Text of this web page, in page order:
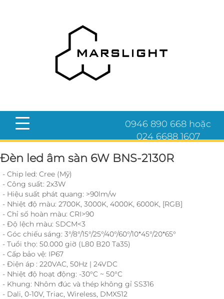
0946 890 668 hoặc
024 6688 1607
Đèn led âm sàn 6W BNS-2130R
- Chip led: Cree (Mỹ)
- Công suất: 2x3W
- Hiệu suất phát quang: >90lm/w
- Nhiệt độ màu: 2700K, 3000K, 4000K, 6000K, [RGB]
- Chỉ số hoàn màu: CRI>90
- Độ lệch màu: SDCM<3
- Góc chiếu sáng: 3°/8°/15°/25°/40°/60°/10*45°/20*65°
- Tuổi thọ: 50.000 giờ (L80 B20 Ta35)
- Cấp bảo vệ: IP67
- Điện áp : 220VAC, 50Hz | 24VDC
- Nhiệt độ hoạt động: -30°C ~ 50°C
- Khung: Nhôm đúc và thép không gỉ SS316
- Dali, 0-10V, Triac, Wireless, DMX512